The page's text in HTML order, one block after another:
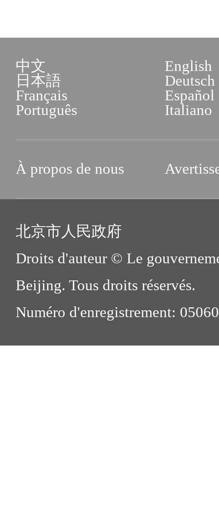
中文
English
日本語
Deutsch
Français
Español
Português
Italiano
À propos de nous
北京市人民政府
Droits d'auteur © Le
Beijing. Tous droits réservés.
Numéro d'enregistrement: